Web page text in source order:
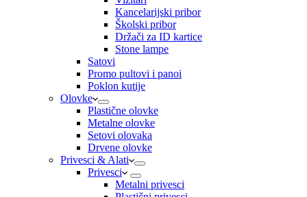
Kancelarijski pribor
Školski pribor
Držači za ID kartice
Stone lampe
Satovi
Promo pultovi i panoi
Poklon kutije
Olovke
Plastične olovke
Metalne olovke
Setovi olovaka
Drvene olovke
Privesci & Alati
Privesci
Metalni privesci